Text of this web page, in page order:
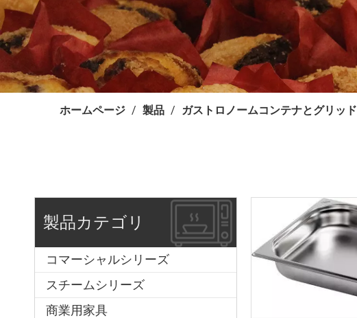
ホームページ / 製品 / ガストロノームコンテナとグリッド
製品カテゴリ
コマーシャルシリーズ
スチームシリーズ
商業用家具